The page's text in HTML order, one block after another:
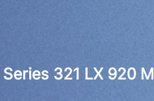
Series 321 LX 920 M